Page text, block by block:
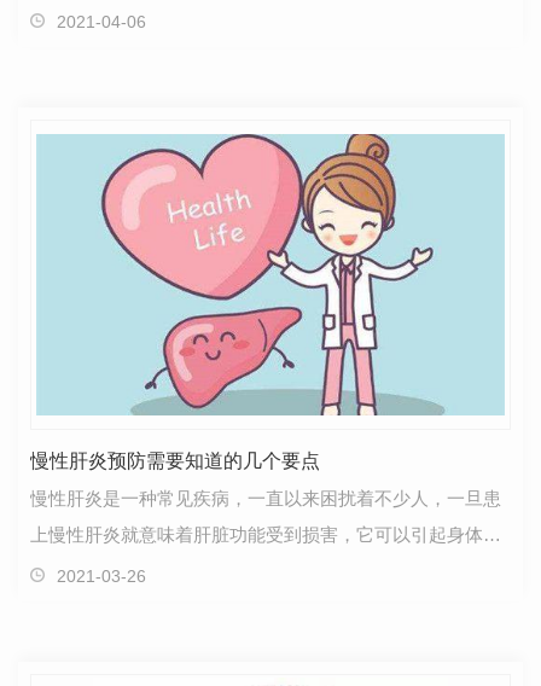
床中也有患者会感到疑惑，自己的口腔溃疡反反复复会…
2021-04-06
慢性肝炎预防需要知道的几个要点
慢性肝炎是一种常见疾病，一直以来困扰着不少人，一旦患
上慢性肝炎就意味着肝脏功能受到损害，它可以引起身体珠
一系列不适症状，以及肝功能指标的异常。因此，山西…
2021-03-26